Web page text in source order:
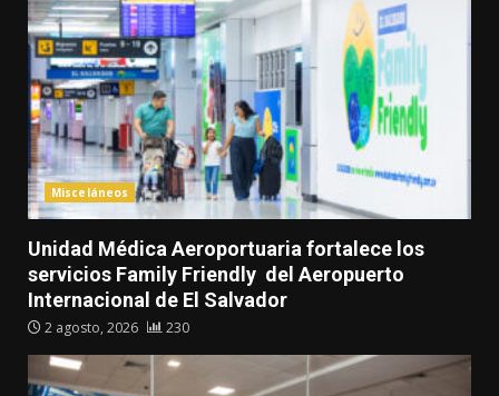
Misceláneos
Unidad Médica Aeroportuaria fortalece los
servicios Family Friendly del Aeropuerto
Internacional de El Salvador
2 agosto, 2026 230